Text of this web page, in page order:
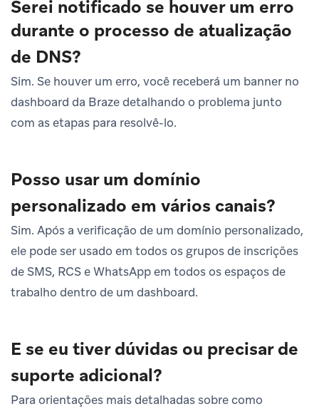
Serei notificado se houver um erro
durante o processo de atualização
de DNS?
Sim. Se houver um erro, você receberá um banner no
dashboard da Braze detalhando o problema junto
com as etapas para resolvê-lo.
Posso usar um domínio
personalizado em vários canais?
Sim. Após a verificação de um domínio personalizado,
ele pode ser usado em todos os grupos de inscrições
de SMS, RCS e WhatsApp em todos os espaços de
trabalho dentro de um dashboard.
E se eu tiver dúvidas ou precisar de
suporte adicional?
Para orientações mais detalhadas sobre como